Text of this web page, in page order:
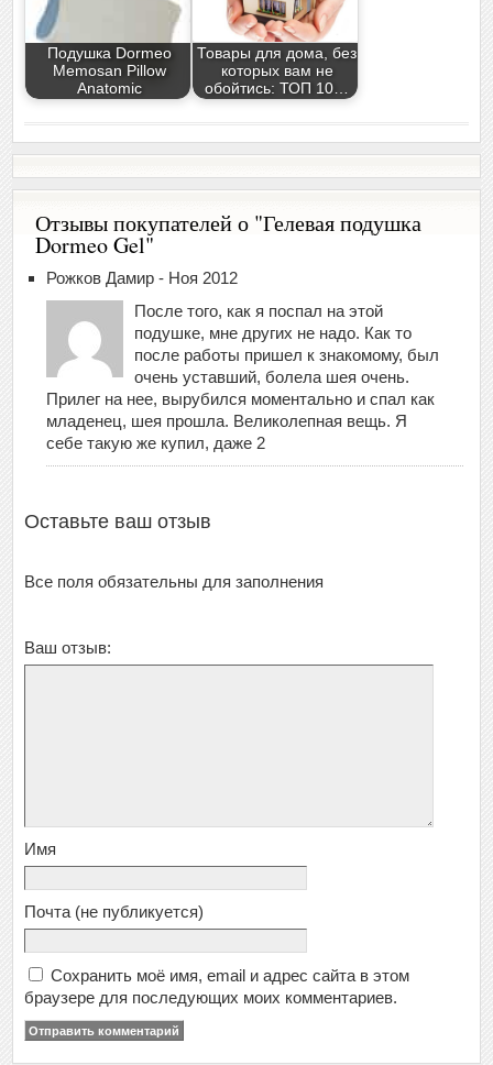
Подушка Dormeo
Memosan Pillow
Anatomic
Товары для дома, без
которых вам не
обойтись: ТОП 10…
Отзывы покупателей о "Гелевая подушка
Dormeo Gel"
Рожков Дамир - Ноя 2012
После того, как я поспал на этой
подушке, мне других не надо. Как то
после работы пришел к знакомому, был
очень уставший, болела шея очень.
Прилег на нее, вырубился моментально и спал как
младенец, шея прошла. Великолепная вещь. Я
себе такую же купил, даже 2
Оставьте ваш отзыв
Все поля обязательны для заполнения
Ваш отзыв:
Имя
Почта (не публикуется)
Сохранить моё имя, email и адрес сайта в этом
браузере для последующих моих комментариев.